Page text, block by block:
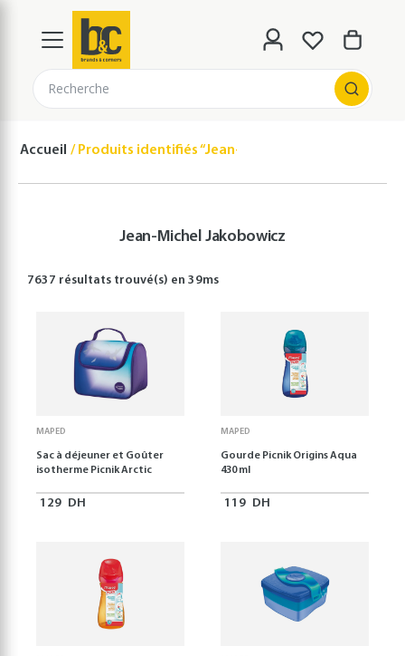
Recherche
Accueil Produits identifiés “Jean-Michel Jakobowicz”
Jean-Michel Jakobowicz
7637 résultats trouvé(s) en39ms
MAPED
Sac à déjeuner et Goûter
isotherme Picnik Arctic
129 DH
MAPED
Gourde Picnik Origins Aqua
430 ml
119 DH